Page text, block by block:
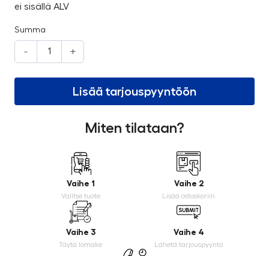
ei sisällä ALV
Summa
- +
Lisää tarjouspyyntöön
Miten tilataan?
Vaihe 1
Valitse tuote
Vaihe 2
Lisää ostoskoriin
Vaihe 3
Täytä lomake
Vaihe 4
Lähetä tarjouspyyntö